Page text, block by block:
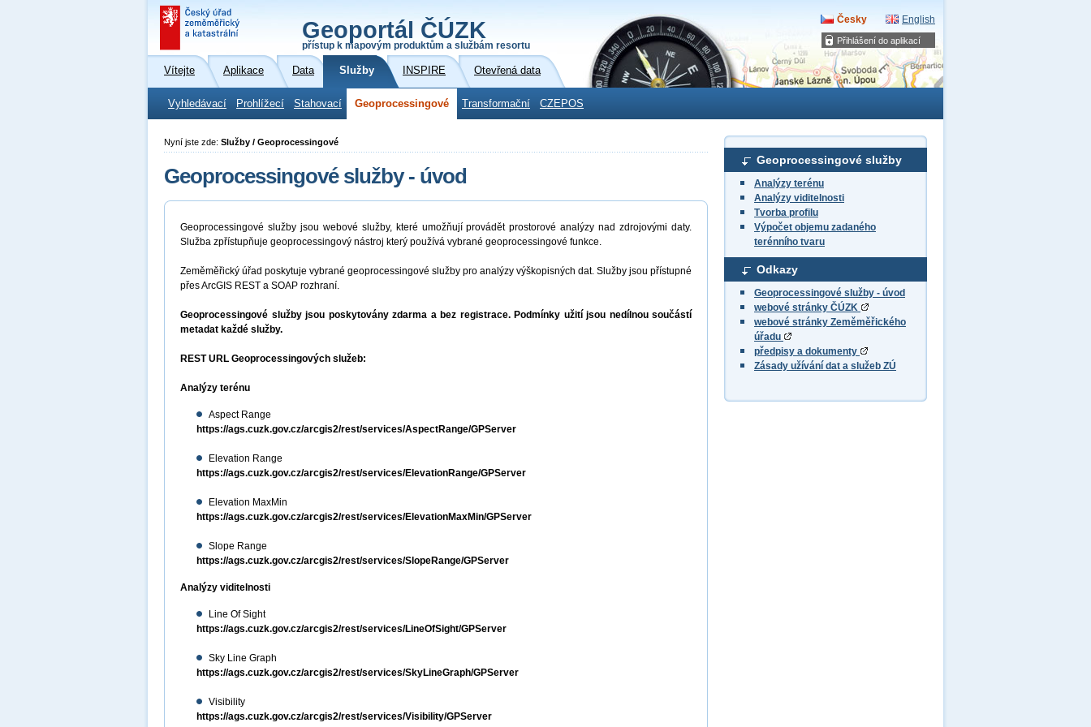
Přihlášení do aplikací
Geoportál ČÚZK
přístup k mapovým produktům a službám resortu
Česky English
Vítejte Aplikace Data Služby INSPIRE Otevřená data
Vyhledávací Prohlížecí Stahovací Geoprocessingové Transformační CZEPOS
Geoprocessingové služby
Analýzy terénu
Analýzy viditelnosti
Tvorba profilu
Výpočet objemu zadaného
terénního tvaru
Odkazy
Geoprocessingové služby - úvod
webové stránky ČÚZK
webové stránky Zeměměřického
úřadu
předpisy a dokumenty
Zásady užívání dat a služeb ZÚ
Nyní jste zde: Služby / Geoprocessingové
Geoprocessingové služby - úvod
Geoprocessingové služby jsou webové služby, které umožňují provádět prostorové analýzy nad zdrojovými daty.
Služba zpřístupňuje geoprocessingový nástroj který používá vybrané geoprocessingové funkce.
Zeměměřický úřad poskytuje vybrané geoprocessingové služby pro analýzy výškopisných dat. Služby jsou přístupné
přes ArcGIS REST a SOAP rozhraní.
Geoprocessingové služby jsou poskytovány zdarma a bez registrace. Podmínky užití jsou nedílnou součástí
metadat každé služby.
REST URL Geoprocessingových služeb:
Analýzy terénu
Aspect Range
https://ags.cuzk.gov.cz/arcgis2/rest/services/AspectRange/GPServer
Elevation Range
https://ags.cuzk.gov.cz/arcgis2/rest/services/ElevationRange/GPServer
Elevation MaxMin
https://ags.cuzk.gov.cz/arcgis2/rest/services/ElevationMaxMin/GPServer
Slope Range
https://ags.cuzk.gov.cz/arcgis2/rest/services/SlopeRange/GPServer
Analýzy viditelnosti
Line Of Sight
https://ags.cuzk.gov.cz/arcgis2/rest/services/LineOfSight/GPServer
Sky Line Graph
https://ags.cuzk.gov.cz/arcgis2/rest/services/SkyLineGraph/GPServer
Visibility
https://ags.cuzk.gov.cz/arcgis2/rest/services/Visibility/GPServer